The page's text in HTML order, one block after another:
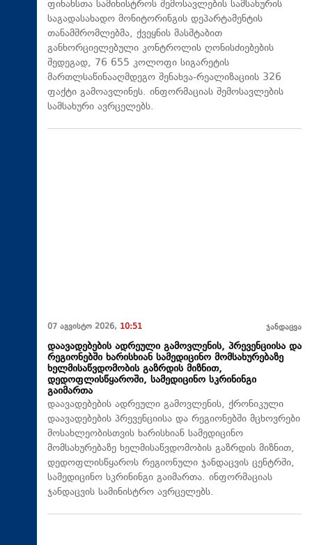
ფინანსთა სამინისტროს შემოსავლების სამსახურის
საგადასახადო მონიტორინგის დეპარტამენტის
თანამშრომლებმა, ქვეყნის მასშტაბით
განხორციელებული კონტროლის ღონისძიებების
შედეგად, 76 655 კოლოფი სიგარეტის
მართლსაწინააღმდეგო შენახვა-რეალიზაციის 326
ფაქტი გამოავლინეს. ინფორმაციას შემოსავლების
სამსახური ავრცელებს.
07 აგვისტო 2026, 10:51 ჯანდაცვა
დაავადებების ადრეული გამოვლენის, პრევენციისა და
რეგიონებში ხარისხიან სამედიცინო მომსახურებაზე
ხელმისაწვდომობის გაზრდის მიზნით,
დედოფლისწყაროში, სამედიცინო სკრინინგი
გაიმართა
დაავადებების ადრეული გამოვლენის, ქრონიკული
დაავადებების პრევენციისა და რეგიონებში მცხოვრები
მოსახლეობისთვის ხარისხიან სამედიცინო
მომსახურებაზე ხელმისაწვდომობის გაზრდის მიზნით,
დედოფლისწყაროს რეგიონული ჯანდაცვის ცენტრში,
სამედიცინო სკრინინგი გაიმართა. ინფორმაციას
ჯანდაცვის სამინისტრო ავრცელებს.